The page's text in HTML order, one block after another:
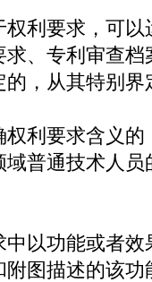
利要求，可以
、专利审查
，从其特别界
利要求含义的
普通技术人
以功能或者效
图描述的该